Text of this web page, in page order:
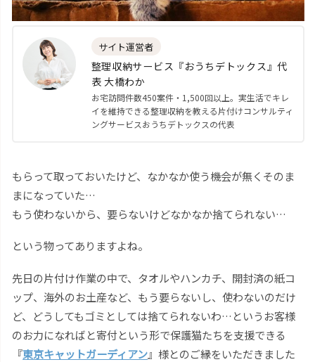
サイト運営者
整理収納サービス『おうちデトックス』代
表 大橋わか
お宅訪問件数450案件・1,500回以上。実生活でキレ
イを維持できる整理収納を教える片付けコンサルティ
ングサービスおうちデトックスの代表
もらって取っておいたけど、なかなか使う機会が無くそのま
まになっていた…
もう使わないから、要らないけどなかなか捨てられない…
という物ってありますよね。
先日の片付け作業の中で、タオルやハンカチ、開封済の紙コ
ップ、海外のお土産など、もう要らないし、使わないのだけ
ど、どうしてもゴミとしては捨てられないわ…というお客様
のお力になればと寄付という形で保護猫たちを支援できる
『東京キャットガーディアン』様とのご縁をいただきました